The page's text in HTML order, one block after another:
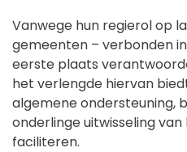
Vanwege hun regierol op
gemeenten – verbonden
eerste plaats
het verlengde hiervan
algemene ondersteuning,
onderlinge uitwisseling
faciliteren.